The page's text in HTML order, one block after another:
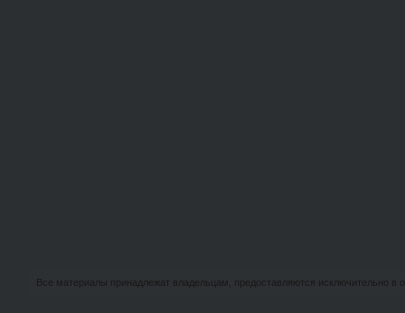
Все материалы принадлежат владельцам, предоставляются исключительно в